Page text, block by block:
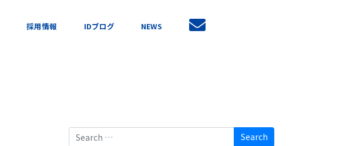
採用情報 IDブログ NEWS
Search